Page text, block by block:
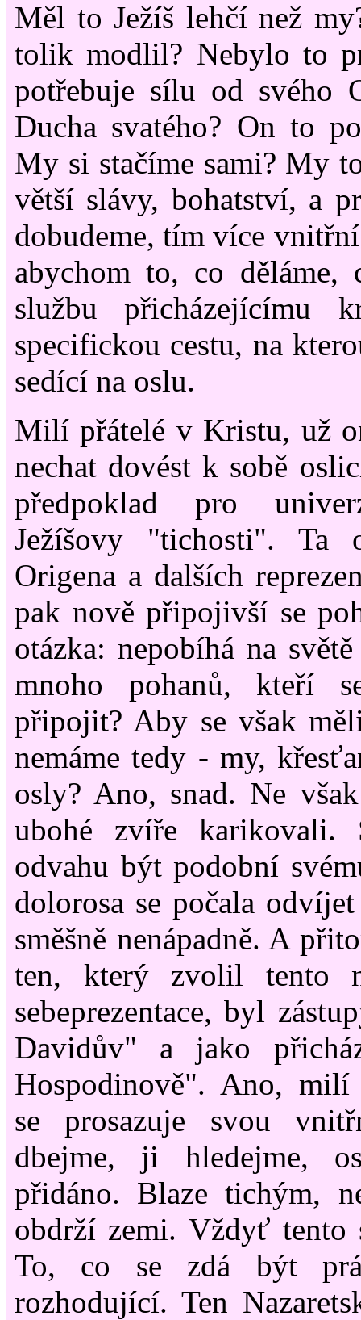
Měl to Ježíš lehčí než
tolik modlil? Nebylo to
potřebuje sílu od svého
Ducha svatého? On to
My si stačíme sami? My
větší slávy, bohatství, a
dobudeme, tím více
abychom to, co děláme,
službu přicházejícímu
specifickou cestu, na
sedící na oslu.
Milí přátelé v Kristu, už
nechat dovést k sobě
předpoklad pro
Ježíšovy "tichosti". Ta
Origena a dalších
pak nově připojivší se
otázka: nepobíhá na
mnoho pohanů, kteří
připojit? Aby se však
nemáme tedy - my,
osly? Ano, snad. Ne
ubohé zvíře karikovali.
odvahu být podobní
dolorosa se počala
směšně nenápadně. A
ten, který zvolil tento
sebeprezentace, byl
Davidův" a jako
Hospodinově". Ano, milí
se prosazuje svou
dbejme, ji hledejme,
přidáno. Blaze tichým,
obdrží zemi. Vždyť tento
To, co se zdá být
rozhodující. Ten